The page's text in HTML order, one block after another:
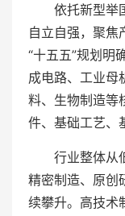
依托新型举
自立自强，聚焦
“十五五”规划明
成电路、工业母
料、生物制造等
件、基础工艺、
行业整体从
精密制造、原创
续攀升。高技术